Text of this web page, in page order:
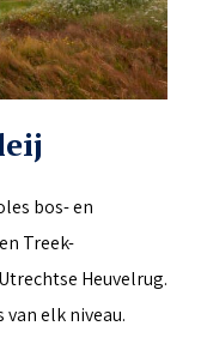
bos- en
Treek-
Heuvelrug.
elk niveau.